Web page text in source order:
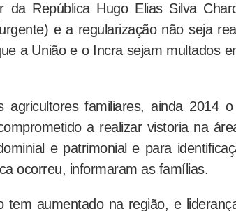
da República Hugo Elias Silva
e a regularização não seja
a União e o Incra sejam multados
agricultores familiares, ainda 2014
a realizar vistoria na
e patrimonial e para
ocorreu, informaram as famílias.
tem aumentado na região, e